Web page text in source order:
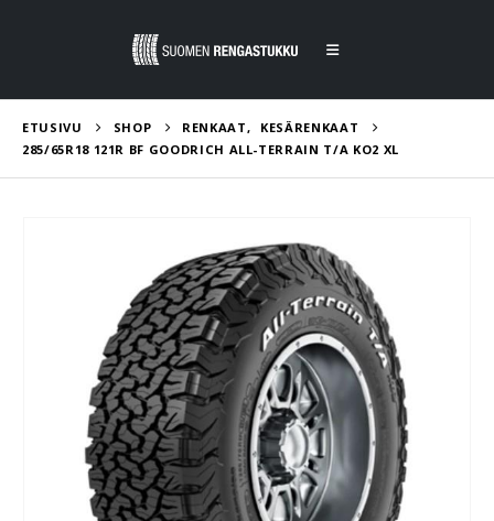
ETUSIVU SHOP RENKAAT,
KESÄRENKAAT
285/65R18 121R BF GOODRICH ALL-TERRAIN T/A KO2 XL